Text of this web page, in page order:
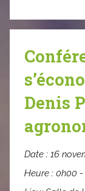
Denis
Date : 16
Heure : 0h00